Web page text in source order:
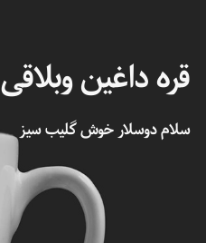
قره داغین وبلاقی
سلام دوسلار خوش گلیب سیز